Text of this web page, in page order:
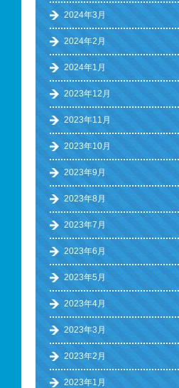
2024年3月
2024年2月
2024年1月
2023年12月
2023年11月
2023年10月
2023年9月
2023年8月
2023年7月
2023年6月
2023年5月
2023年4月
2023年3月
2023年2月
2023年1月